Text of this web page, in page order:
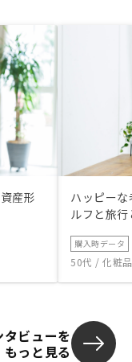
産形
ハッピー
ルフと旅
購入時データ
50代 / 化粧
ビューを
もっと見る